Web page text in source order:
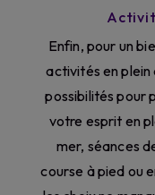
Enfin, pour un
activités en
possibilités pour
votre esprit en
mer, séances
course à pied ou